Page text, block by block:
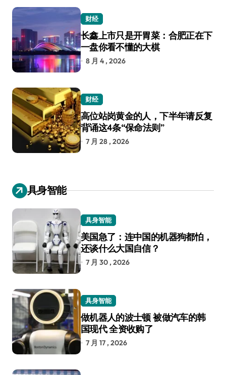
财经
长鑫上市只是开胃菜：合肥正在下
一盘你看不懂的大棋
8 月 4 , 2026
财经
高位站岗黄金的人，下半年请反复
背诵这4条“保命法则”
7 月 28 , 2026
具身智能
具身智能
美国急了：连中国的机器狗都怕，
还谈什么大国自信？
7 月 30 , 2026
具身智能
做机器人的波士顿 被做汽车的韩
国现代 全资收购了
7 月 17 , 2026